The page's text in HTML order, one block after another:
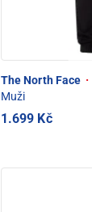
The North Face ·
Muži
1.699 Kč